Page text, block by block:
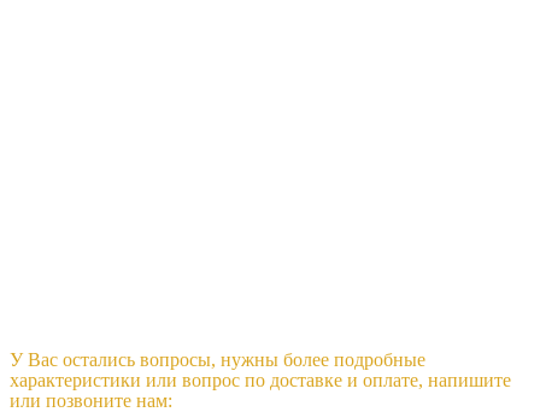
У Вас остались вопросы, нужны более подробные
характеристики или вопрос по доставке и оплате, напишите
или позвоните нам: